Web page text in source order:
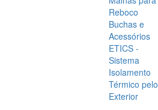
Reboco
Buchas e
Acessórios
ETICS -
Sistema
Isolamento
Térmico pelo
Exterior